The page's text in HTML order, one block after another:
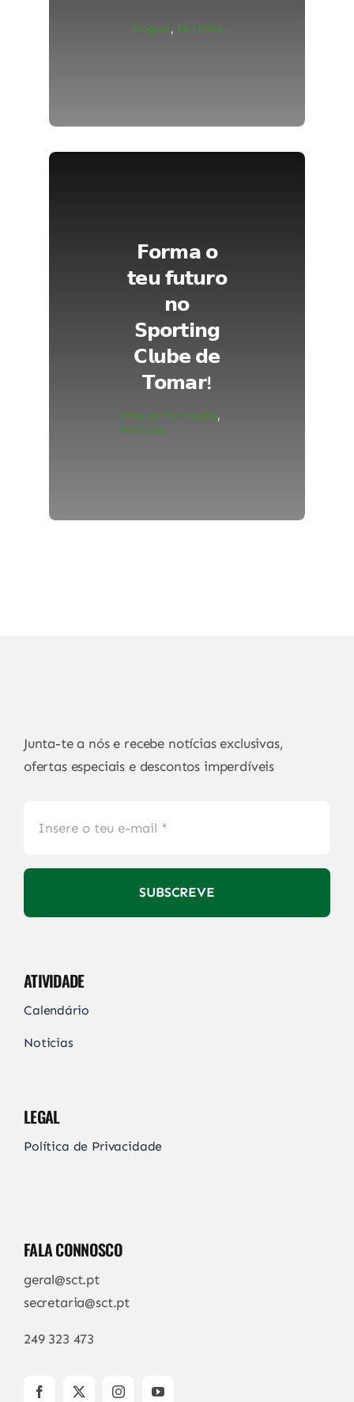
Hóquei, Noticias
𝗙𝗼𝗿𝗺𝗮 𝗼
𝘁𝗲𝘂 𝗳𝘂𝘁𝘂𝗿𝗼
𝗻𝗼
𝗦𝗽𝗼𝗿𝘁𝗶𝗻𝗴
𝗖𝗹𝘂𝗯𝗲 𝗱𝗲
𝗧𝗼𝗺𝗮𝗿!
Hóquei Formação,
Noticias
Junta-te a nós e recebe notícias exclusivas,
ofertas especiais e descontos imperdíveis
SUBSCREVE
ATIVIDADE
Calendário
Noticias
LEGAL
Política de Privacidade
FALA CONNOSCO
geral@sct.pt
secretaria@sct.pt
249 323 473